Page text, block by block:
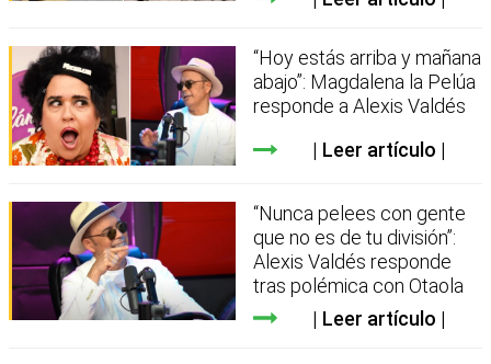
“Hoy estás arriba y mañana
abajo”: Magdalena la Pelúa
responde a Alexis Valdés
Leer artículo
“Nunca pelees con gente
que no es de tu división”:
Alexis Valdés responde
tras polémica con Otaola
Leer artículo